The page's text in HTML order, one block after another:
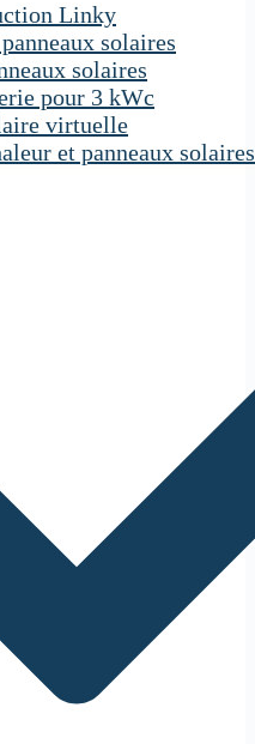
Linky
solaires
solaires
pour 3 kWc
virtuelle
et panneaux solaires